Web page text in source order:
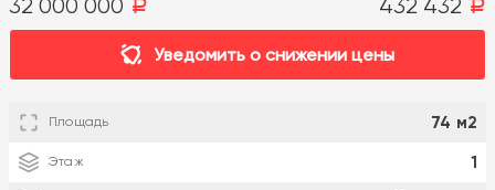
32 000 000 a 432 432 a
Уведомить о снижении цены
Площадь 74 м2
Этаж 1